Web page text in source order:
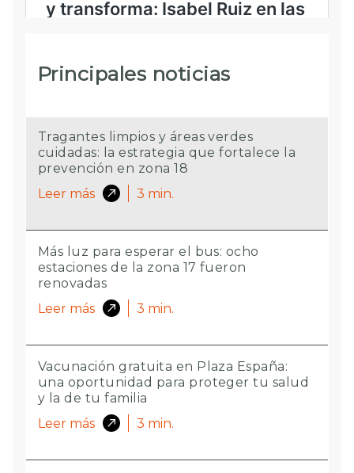
Principales noticias
Tragantes limpios y áreas verdes
cuidadas: la estrategia que fortalece la
prevención en zona 18
Leer más
3 min.
Más luz para esperar el bus: ocho
estaciones de la zona 17 fueron
renovadas
Leer más
3 min.
Vacunación gratuita en Plaza España:
una oportunidad para proteger tu salud
y la de tu familia
Leer más
3 min.